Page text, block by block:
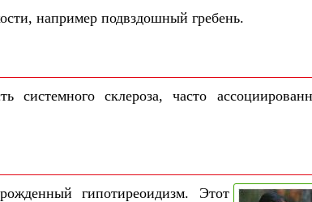
например подвздошный гребень.
системного склероза, часто
гипотиреоидизм. Этот